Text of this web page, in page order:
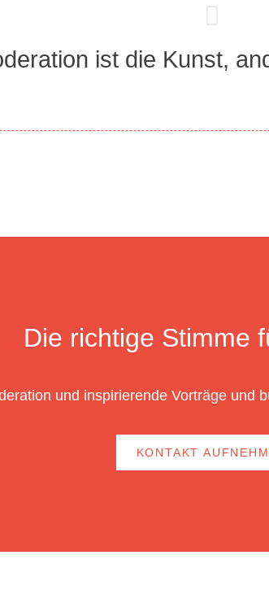
ist die Kunst,
Die richtige Stimme
und inspirierende Vorträge und
KONTAKT